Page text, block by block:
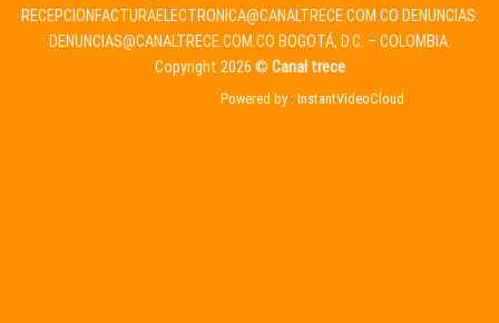
RECEPCIONFACTURAELECTRONICA@CANALTRECE.COM.CO DENUNCIAS:
DENUNCIAS@CANALTRECE.COM.CO BOGOTÁ, D.C. – COLOMBIA.
Copyright 2026 © Canal trece
Powered by : InstantVideoCloud